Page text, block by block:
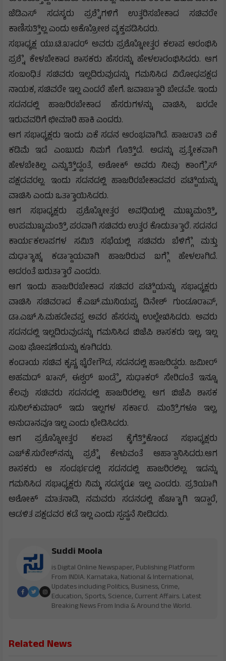
ಜೆಡಿಎಸ್ ಸದಸ್ಯರು ಪ್ರಶ್ನೆೆಗಳಿಗೆ ಉತ್ತರಿಸಬೇಕಾದ ಸಚಿವರೇ
ಕಾಣಿಸುತ್ತಿಿಲ್ಲ ಎಂದು ಆಕ್ರೋೋಶ ವ್ಯಕ್ತಪಡಿಸಿದರು.
ಸಭಾಧ್ಯಕ್ಷ ಯು.ಟಿ.ಖಾದರ್ ಅವರು ಪ್ರಶ್ನೋೋತ್ತರ ಕಲಾಪ ಆರಂಭಿಸಿ
ಪ್ರಶ್ನೆೆ ಕೇಳಬೇಕಾದ ಶಾಸಕರು ಹೆಸರನ್ನು ಹೇಳಲಾರಂಭಿಸಿದರು. ಆಗ
ಸಂಬಂಧಿತ ಸಚಿವರು ಇಲ್ಲದಿರುವುದನ್ನು ಗಮನಿಸಿದ ವಿರೋಧಪಕ್ಷದ
ನಾಯಕ, ಸಚಿವರೇ ಇಲ್ಲ ಎಂದರೆ ಹೇಗೆ. ಜವಾಬ್ದಾಾರಿ ಬೇಡವೇ. ಇಂದು
ಸದನದಲ್ಲಿ ಹಾಜರಿರಬೇಕಾದ ಹೆಸರುಗಳನ್ನು ವಾಚಿಸಿ, ಬರದೇ
ಇರುವವರಿಗೆ ಛೀಮಾರಿ ಹಾಕಿ ಎಂದರು.
ಆಗ ಸಭಾಧ್ಯಕ್ಷರು ಇಂದು ಏಕೆ ಸದನ ಆರಂಭವಾಗಿದೆ. ಹಾಜರಾತಿ ಏಕೆ
ಕಡಿಮೆ ಇದೆ ಎಂಬುದು ನಿಮಗೆ ಗೊತ್ತಿಿದೆ. ಅದನ್ನು ಪ್ರತ್ಯೇಕವಾಗಿ
ಹೇಳಬೇಕಿಲ್ಲ ಎನ್ನುತ್ತಿಿದ್ದಂತೆ, ಅಶೋಕ್ ಅವರು ನೀವು ಕಾಂಗ್ರೆೆಸ್
ಪಕ್ಷದವರಲ್ಲ. ಇಂದು ಸದನದಲ್ಲಿ ಹಾಜರಿರಬೇಕಾದವರ ಪಟ್ಟಿಿಯನ್ನು
ವಾಚಿಸಿ ಎಂದು ಒತ್ತಾಾಯಿಸಿದರು.
ಆಗ ಸಭಾಧ್ಯಕ್ಷರು ಪ್ರಶ್ನೋೋತ್ತರ ಅವಧಿಯಲ್ಲಿ ಮುಖ್ಯಮಂತ್ರಿಿ,
ಉಪಮುಖ್ಯಮಂತ್ರಿಿ ಪರವಾಗಿ ಸಚಿವರು ಉತ್ತರ ಕೊಡುತ್ತಾಾರೆ. ಸದನದ
ಕಾರ್ಯಕಲಾಪಗಳ ಸಮಿತಿ ಸಭೆಯಲ್ಲಿ ಸಚಿವರು ಬೆಳಿಗ್ಗೆೆ ಮತ್ತು
ಮಧ್ಯಾಾಹ್ನ ಕಡ್ಡಾಾಯವಾಗಿ ಹಾಜರಿರುವ ಬಗ್ಗೆೆ ಹೇಳಲಾಗಿದೆ.
ಅದರಂತೆ ಬರುತ್ತಾಾರೆ ಎಂದರು.
ಆಗ ಇಂದು ಹಾಜರಿರಬೇಕಾದ ಸಚಿವರ ಪಟ್ಟಿಿಯನ್ನು ಸಭಾಧ್ಯಕ್ಷರು
ವಾಚಿಸಿ ಸಚಿವರಾದ ಕೆ.ಎಚ್.ಮುನಿಯಪ್ಪ, ದಿನೇಶ್ ಗುಂಡೂರಾವ್,
ಡಾ.ಎಚ್.ಸಿ.ಮಹದೇವಪ್ಪ ಅವರ ಹೆಸರನ್ನು ಉಲ್ಲೇಖಿಸಿದರು. ಅವರು
ಸದನದಲ್ಲಿ ಇಲ್ಲದಿರುವುದನ್ನು ಗಮನಿಸಿದ ಬಿಜೆಪಿ ಶಾಸಕರು ಇಲ್ಲ, ಇಲ್ಲ
ಎಂಬ ಘೋಷಣೆಯನ್ನು ಕೂಗಿದರು.
ಕಂದಾಯ ಸಚಿವ ಕೃಷ್ಣ ಭೈರೇಗೌಡ, ಸದನದಲ್ಲಿ ಹಾಜರಿದ್ದರು. ಜಮೀರ್
ಅಹಮದ್ ಖಾನ್, ಈಶ್ವರ್ ಖಂಡ್ರೆೆ, ಸುಧಾಕರ್ ಸೇರಿದಂತೆ ಇನ್ನೂ
ಕೆಲವು ಸಚಿವರು ಸದನದಲ್ಲಿ ಹಾಜರಿರಲಿಲ್ಲ. ಆಗ ಬಿಜೆಪಿ ಶಾಸಕ
ಸುನಿಲ್‌ಕುಮಾರ್ ಇದು ಇಲ್ಲಗಳ ಸರ್ಕಾರ. ಮಂತ್ರಿಿಗಳೂ ಇಲ್ಲ,
ಅನುದಾನವೂ ಇಲ್ಲ ಎಂದು ಛೇಡಿಸಿದರು.
ಆಗ ಪ್ರಶ್ನೋೋತ್ತರ ಕಲಾಪ ಕೈಗೆತ್ತಿಿಕೊಂಡ ಸಭಾಧ್ಯಕ್ಷರು
ಎಚ್‌ಕೆ.ಸುರೇಶ್‌ನನ್ನು ಪ್ರಶ್ನೆೆ ಕೇಳುವಂತೆ ಆಹ್ವಾಾನಿಸಿದರು.ಆಗ
ಶಾಸಕರು ಆ ಸಂದರ್ಭದಲ್ಲಿ ಸದನದಲ್ಲಿ ಹಾಜರಿರಲಿಲ್ಲ. ಇದನ್ನು
ಗಮನಿಸಿದ ಸಭಾಧ್ಯಕ್ಷರು ನಿಮ್ಮ ಸದಸ್ಯರೂ ಇಲ್ಲ ಎಂದರು. ಪ್ರತಿಯಾಗಿ
ಅಶೋಕ್ ಮಾತನಾಡಿ, ನಮವರು ಸದನದಲ್ಲಿ ಹೆಚ್ಚಾಾಗಿ ಇದ್ದಾರೆ,
ಆಡಳಿತ ಪಕ್ಷದವರ ಕಡೆ ಇಲ್ಲ ಎಂದು ಸ್ಪಷ್ಟನೆ ನೀಡಿದರು.
Suddi Moola
is Digital Online Newspaper, Publishing Platform
From INDIA. Karnataka, National & International,
Updates including Politics, Business, Crime,
Education, Sports, Science, Current Affairs. Latest
Breaking News From India & Around the World.
Related News